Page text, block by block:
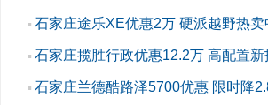
▪ 石家庄途乐XE优惠2万 硬派越野热卖
▪ 石家庄揽胜行政优惠12.2万 高配置新
▪ 石家庄兰德酷路泽5700优惠 限时降